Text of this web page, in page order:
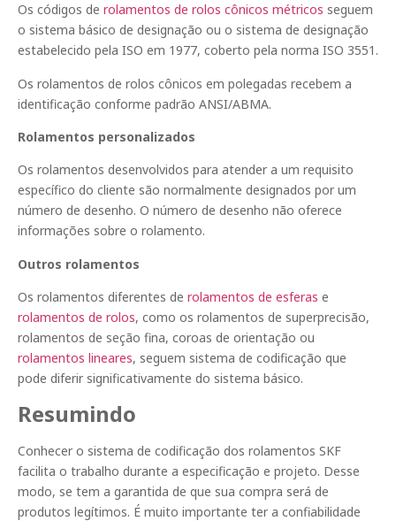
Os códigos de rolamentos de rolos cônicos métricos seguem
o sistema básico de designação ou o sistema de designação
estabelecido pela ISO em 1977, coberto pela norma ISO 3551.
Os rolamentos de rolos cônicos em polegadas recebem a
identificação conforme padrão ANSI/ABMA.
Rolamentos personalizados
Os rolamentos desenvolvidos para atender a um requisito
específico do cliente são normalmente designados por um
número de desenho. O número de desenho não oferece
informações sobre o rolamento.
Outros rolamentos
Os rolamentos diferentes de rolamentos de esferas e
rolamentos de rolos, como os rolamentos de superprecisão,
rolamentos de seção fina, coroas de orientação ou
rolamentos lineares, seguem sistema de codificação que
pode diferir significativamente do sistema básico.
Resumindo
Conhecer o sistema de codificação dos rolamentos SKF
facilita o trabalho durante a especificação e projeto. Desse
modo, se tem a garantida de que sua compra será de
produtos legítimos. É muito importante ter a confiabilidade